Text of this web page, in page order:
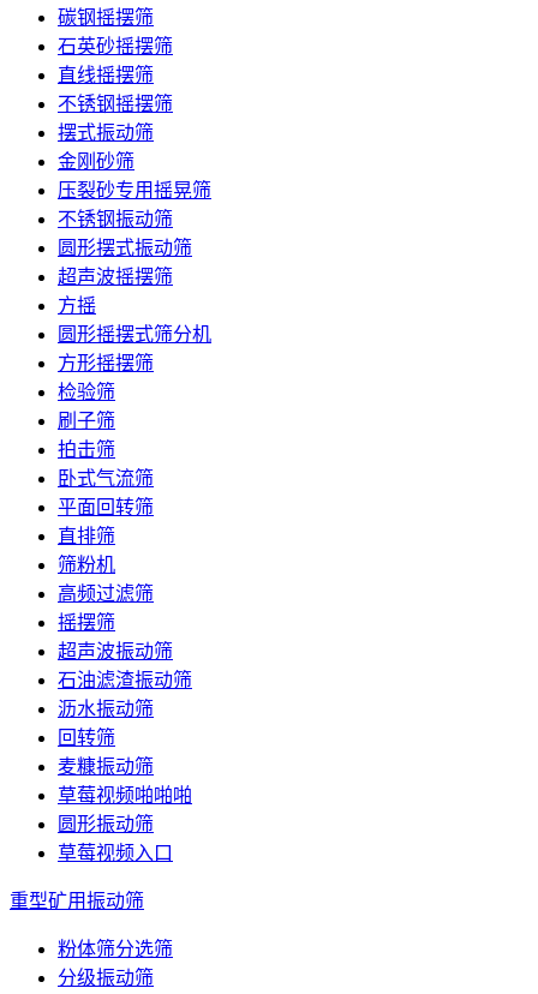
碳钢摇摆筛
石英砂摇摆筛
直线摇摆筛
不锈钢摇摆筛
摆式振动筛
金刚砂筛
压裂砂专用摇晃筛
不锈钢振动筛
圆形摆式振动筛
超声波摇摆筛
方摇
圆形摇摆式筛分机
方形摇摆筛
检验筛
刷子筛
拍击筛
卧式气流筛
平面回转筛
直排筛
筛粉机
高频过滤筛
摇摆筛
超声波振动筛
石油滤渣振动筛
沥水振动筛
回转筛
麦糠振动筛
草莓视频啪啪啪
圆形振动筛
草莓视频入口
重型矿用振动筛
粉体筛分选筛
分级振动筛